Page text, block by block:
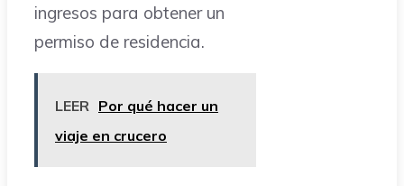
ingresos para obtener un
permiso de residencia.
LEER Por qué hacer un
viaje en crucero